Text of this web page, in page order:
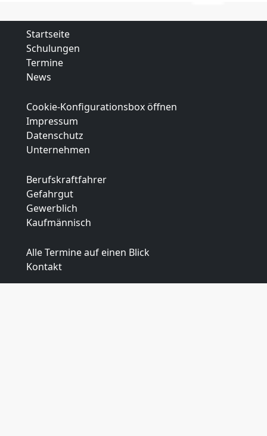
Startseite
Schulungen
Termine
News
Cookie-Konfigurationsbox öffnen
Impressum
Datenschutz
Unternehmen
Berufskraftfahrer
Gefahrgut
Gewerblich
Kaufmännisch
Alle Termine auf einen Blick
Kontakt